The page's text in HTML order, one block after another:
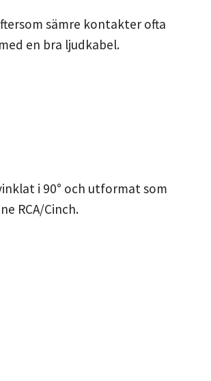
sämre kontakter ofta
en bra ljudkabel.
i 90° och utformat som
2-stift hane RCA/Cinch.